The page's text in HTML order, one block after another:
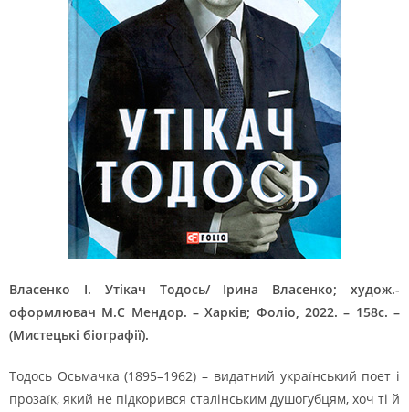
Власенко І. Утікач Тодось/ Ірина Власенко; худож.-
оформлювач М.С Мендор. – Харків; Фоліо, 2022. – 158с. –
(Мистецькі біографії).
Тодось Осьмачка (1895–1962) – видатний український поет і
прозаїк, який не підкорився сталінським душогубцям, хоч ті й